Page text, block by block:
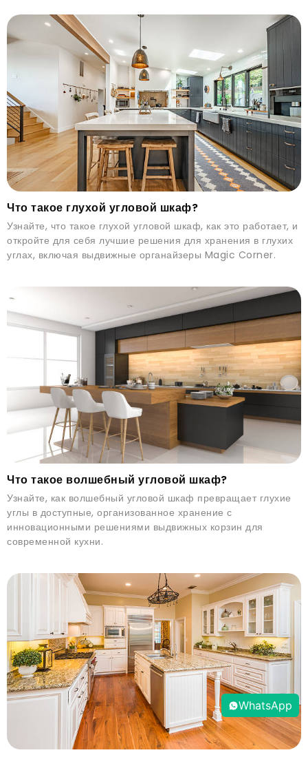
Что такое глухой угловой шкаф?
Узнайте, что такое глухой угловой шкаф, как это работает, и
откройте для себя лучшие решения для хранения в глухих
углах, включая выдвижные органайзеры Magic Corner.
Что такое волшебный угловой шкаф?
Узнайте, как волшебный угловой шкаф превращает глухие
углы в доступные, организованное хранение с
инновационными решениями выдвижных корзин для
современной кухни.
WhatsApp